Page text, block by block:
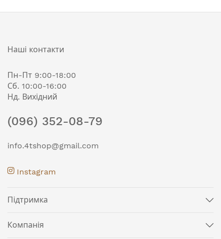
Наші контакти
Пн-Пт 9:00-18:00
Сб. 10:00-16:00
Нд. Вихідний
(096) 352-08-79
info.4tshop@gmail.com
Instagram
Підтримка
Компанія